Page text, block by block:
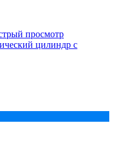
просмотр
цилиндр с